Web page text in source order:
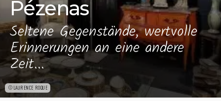
©LAURENCE ROQUE
Pézenas
Seltene Gegenstände, wertvolle
Erinnerungen an eine andere
Zeit...